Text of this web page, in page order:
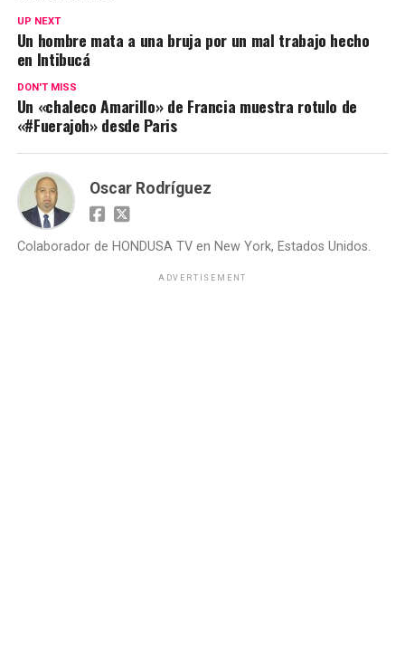
UP NEXT
Un hombre mata a una bruja por un mal trabajo hecho
en Intibucá
DON'T MISS
Un «chaleco Amarillo» de Francia muestra rotulo de
«#Fuerajoh» desde Paris
Oscar Rodríguez
Colaborador de HONDUSA TV en New York, Estados Unidos.
ADVERTISEMENT